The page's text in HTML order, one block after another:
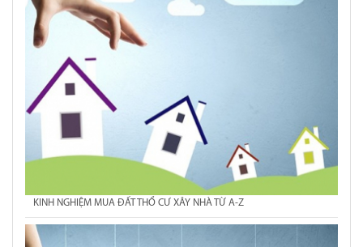
KINH NGHIỆM MUA ĐẤT THỔ CƯ XÂY NHÀ TỪ A-Z